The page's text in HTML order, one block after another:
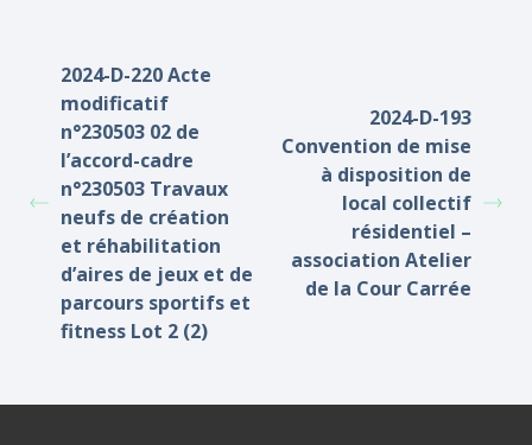
2024-D-220 Acte
modificatif
n°230503 02 de
l’accord-cadre
n°230503 Travaux
neufs de création
et réhabilitation
d’aires de jeux et de
parcours sportifs et
fitness Lot 2 (2)
2024-D-193
Convention de mise
à disposition de
local collectif
résidentiel –
association Atelier
de la Cour Carrée